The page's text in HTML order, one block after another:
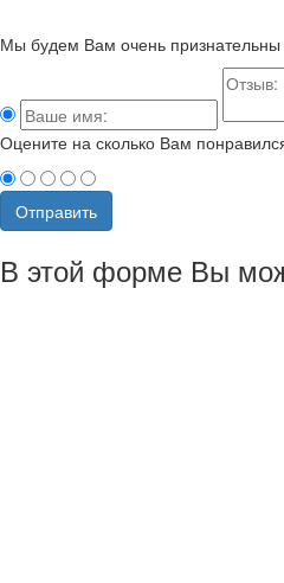
Мы будем Вам очень признательны
Оцените на сколько Вам
Отправить
В этой форме Вы